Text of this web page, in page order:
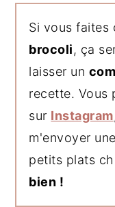
Si vous faites
brocoli, ça
laisser un
recette. Vous
sur Instagram
m'envoyer
petits plats
bien !